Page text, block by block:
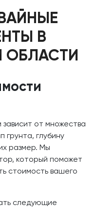
В
ОБЛАСТИ
от множества
грунта, глубину
размер. Мы
который поможет
стоимость вашего
следующие